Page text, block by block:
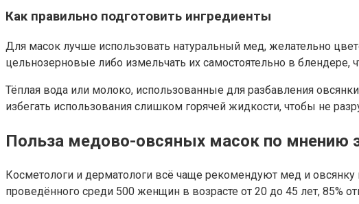
Как правильно подготовить ингредиенты
Для масок лучше использовать натуральный мед, желательно
цельнозерновые либо измельчать их самостоятельно в
Тёплая вода или молоко, использованные для разбавления
избегать использования слишком горячей жидкости, чтобы не
Польза медово-овсяных масок по мнению
Косметологи и дерматологи всё чаще рекомендуют мед и
проведённого среди 500 женщин в возрасте от 20 до 45 лет, 85%